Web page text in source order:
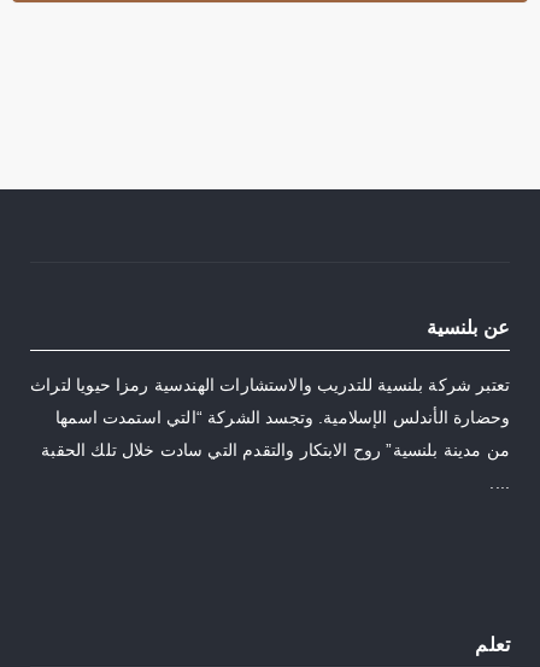
عن بلنسية
تعتبر شركة بلنسية للتدريب والاستشارات الهندسية رمزا حيويا لتراث
وحضارة الأندلس الإسلامية. وتجسد الشركة “التي استمدت اسمها
من مدينة بلنسية” روح الابتكار والتقدم التي سادت خلال تلك الحقبة
تعلم